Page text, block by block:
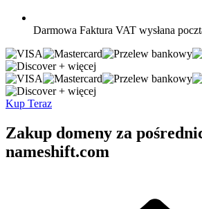
Darmowa Faktura VAT wysłana
+ więcej
+ więcej
Kup Teraz
Zakup domeny za
nameshift.com